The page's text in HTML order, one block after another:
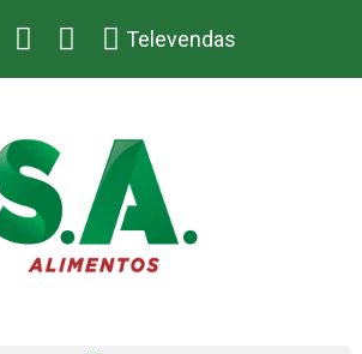
Televendas